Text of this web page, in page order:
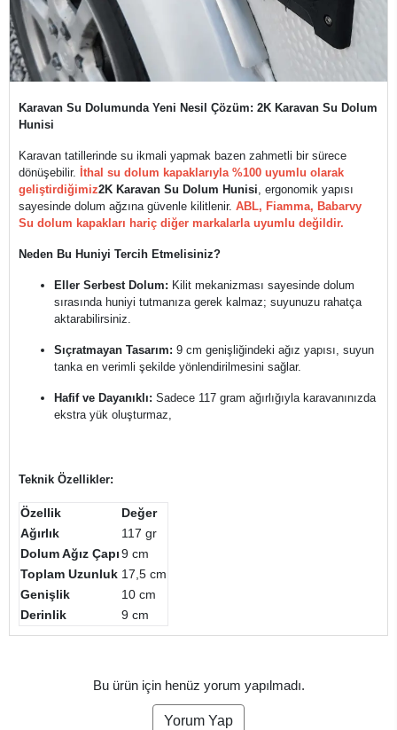
Karavan Su Dolumunda Yeni Nesil Çözüm: 2K Karavan Su Dolum
Hunisi
Karavan tatillerinde su ikmali yapmak bazen zahmetli bir sürece
dönüşebilir. İthal su dolum kapaklarıyla %100 uyumlu olarak
geliştirdiğimiz2K Karavan Su Dolum Hunisi, ergonomik yapısı
sayesinde dolum ağzına güvenle kilitlenir. ABL, Fiamma, Babarvy
Su dolum kapakları hariç diğer markalarla uyumlu değildir.
Neden Bu Huniyi Tercih Etmelisiniz?
Eller Serbest Dolum: Kilit mekanizması sayesinde dolum
sırasında huniyi tutmanıza gerek kalmaz; suyunuzu rahatça
aktarabilirsiniz.
Sıçratmayan Tasarım: 9 cm genişliğindeki ağız yapısı, suyun
tanka en verimli şekilde yönlendirilmesini sağlar.
Hafif ve Dayanıklı: Sadece 117 gram ağırlığıyla karavanınızda
ekstra yük oluşturmaz,
Teknik Özellikler:
Özellik
Değer
Ağırlık
117 gr
Dolum Ağız Çapı9 cm
Toplam Uzunluk 17,5 cm
Genişlik
10 cm
Derinlik
9 cm
Bu ürün için henüz yorum yapılmadı.
Yorum Yap